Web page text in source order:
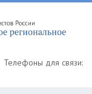
Телефоны для связи: